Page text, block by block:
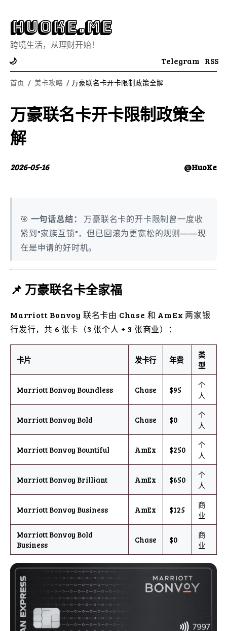
Huoke.Me
跨境生活，从理财开始！
🌙 Telegram RSS
首页 / 美卡攻略 / 万豪联名卡开卡限制政策全解
万豪联名卡开卡限制政策全
解
2026-05-16 @HuoKe
🎯 一句话总结：
万豪联名卡的开卡限制曾一度收
紧到"家族互锁"，但已回滚为更宽松的规则——现
在是申请的好时机。
📌 万豪联名卡全家福
Marriott Bonvoy 联名卡由 Chase 和 AmEx 两家银
行发行，共 6 张卡（3 张个人 + 3 张商业）：
卡片 发卡行 年费
类
型
Marriott Bonvoy Boundless Chase $95
个
人
Marriott Bonvoy Bold Chase $0
个
人
Marriott Bonvoy Bountiful AmEx $250
个
人
Marriott Bonvoy Brilliant AmEx $650
个
人
Marriott Bonvoy Business AmEx $125
商
业
Marriott Bonvoy Bold
Business
Chase $0
商
业